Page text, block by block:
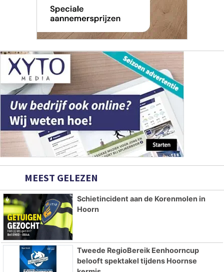
MEEST GELEZEN
Schietincident aan de Korenmolen in
Hoorn
Tweede RegioBereik Eenhoorncup
belooft spektakel tijdens Hoornse